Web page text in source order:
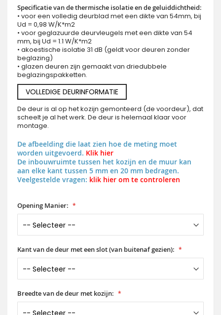
Specificatie van de thermische isolatie en de geluiddichtheid:
• voor een volledig deurblad met een dikte van 54mm, bij
Ud = 0,98 W/K*m2
• voor geglazuurde deurvleugels met een dikte van 54
mm, bij Ud = 1.1 W/K*m2
• akoestische isolatie 31 dB (geldt voor deuren zonder
beglazing)
• glazen deuren zijn gemaakt van driedubbele
beglazingspakketten.
VOLLEDIGE DEURINFORMATIE
De deur is al op het kozijn gemonteerd (de voordeur), dat
scheelt je al het werk. De deur is helemaal klaar voor
montage.
De afbeelding die laat zien hoe de meting moet
worden uitgevoerd. Klik hier
De inbouwruimte tussen het kozijn en de muur kan
aan elke kant tussen 5 mm en 20 mm bedragen.
Veelgestelde vragen: klik hier om te controleren
Opening Manier:
Kant van de deur met een slot (van buitenaf gezien):
Breedte van de deur met kozijn: